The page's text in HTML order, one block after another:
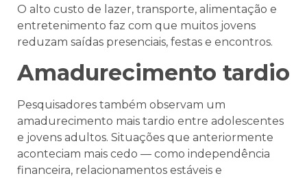
O alto custo de lazer, transporte, alimentação e
entretenimento faz com que muitos jovens
reduzam saídas presenciais, festas e encontros.
Amadurecimento tardio
Pesquisadores também observam um
amadurecimento mais tardio entre adolescentes
e jovens adultos. Situações que anteriormente
aconteciam mais cedo — como independência
financeira, relacionamentos estáveis e